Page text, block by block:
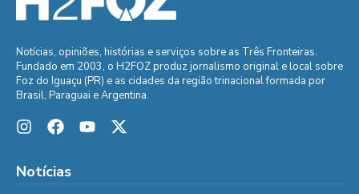
Notícias, opiniões, histórias e serviços sobre as Três Fronteiras.
Fundado em 2003, o H2FOZ produz jornalismo original e local sobre
Foz do Iguaçu (PR) e as cidades da região trinacional formada por
Brasil, Paraguai e Argentina.
Notícias